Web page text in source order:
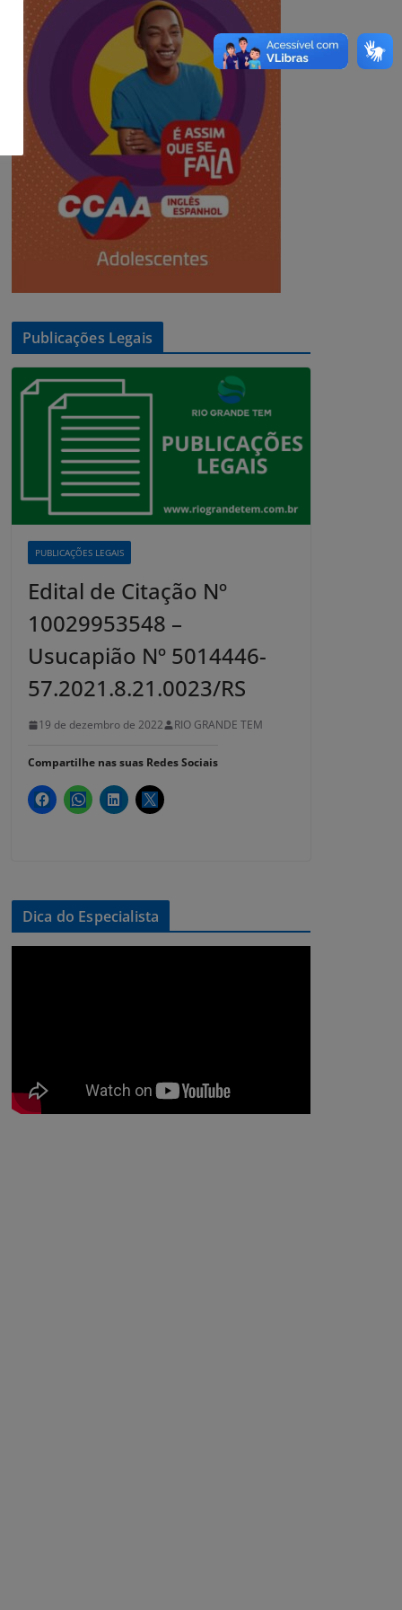
Publicações Legais
PUBLICAÇÕES LEGAIS
Edital de Citação Nº
10029953548 –
Usucapião Nº 5014446-
57.2021.8.21.0023/RS
19 de dezembro de 2022 RIO GRANDE TEM
Compartilhe nas suas Redes Sociais
Dica do Especialista